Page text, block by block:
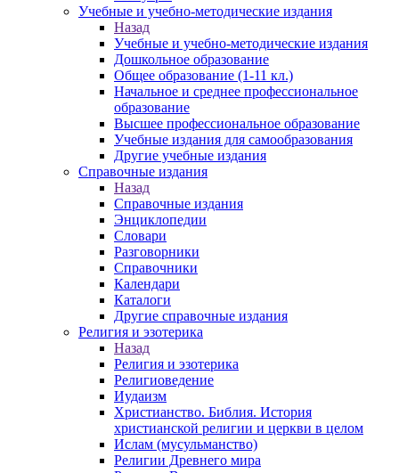
Учебные и учебно-методические издания
Назад
Учебные и учебно-методические издания
Дошкольное образование
Общее образование (1-11 кл.)
Начальное и среднее профессиональное
образование
Высшее профессиональное образование
Учебные издания для самообразования
Другие учебные издания
Справочные издания
Назад
Справочные издания
Энциклопедии
Словари
Разговорники
Справочники
Календари
Каталоги
Другие справочные издания
Религия и эзотерика
Назад
Религия и эзотерика
Религиоведение
Иудаизм
Христианство. Библия. История
христианской религии и церкви в целом
Ислам (мусульманство)
Религии Древнего мира